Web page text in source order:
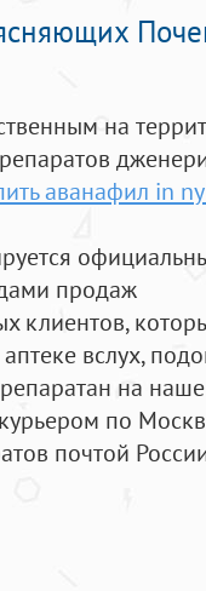
на
аванафил in
продаж
клиентов,
вслух,
на
по
почтой